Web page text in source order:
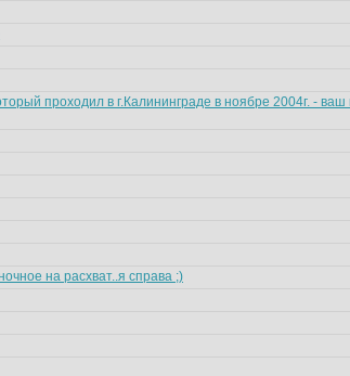
проходил в г.Калининграде в ноябре 2004г. -
на расхват..я справа ;)